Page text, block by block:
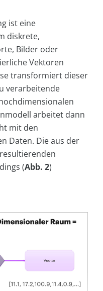
ist eine
diskrete,
Bilder oder
Vektoren
transformiert dieser
verarbeitende
arbeitet dann
mit den
Daten. Die aus der
(Abb. 2)